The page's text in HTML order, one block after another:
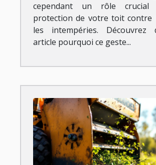
cependant un rôle
protection de votre toit contre
les intempéries. Découvrez
article pourquoi ce geste...